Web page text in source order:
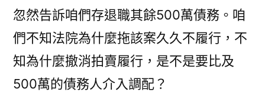
忽然告訴咱們存退職其餘500萬債務。咱
們不知法院為什麼拖該案久久不履行，不
知為什麼撤消拍賣履行，是不是要比及
500萬的債務人介入調配？